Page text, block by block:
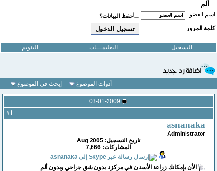
ألم
اسم العضو
حفظ البيانات؟
كلمة المرور
التسجيل التعليمـــات التقويم
أدوات الموضوع إبحث في الموضوع
03-01-2009
asnanaka
Administrator
تاريخ التسجيل: Aug 2005
المشاركات: 7,666
الأن بإمكانك زراعة الأسنان في مركزنا بدون شق جراحي وبدون ألم